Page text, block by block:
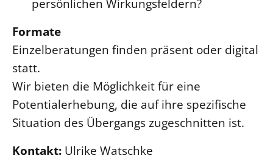
persönlichen Wirkungsfeldern?
Formate
Einzelberatungen finden präsent oder digital
statt.
Wir bieten die Möglichkeit für eine
Potentialerhebung, die auf ihre spezifische
Situation des Übergangs zugeschnitten ist.
Kontakt: Ulrike Watschke